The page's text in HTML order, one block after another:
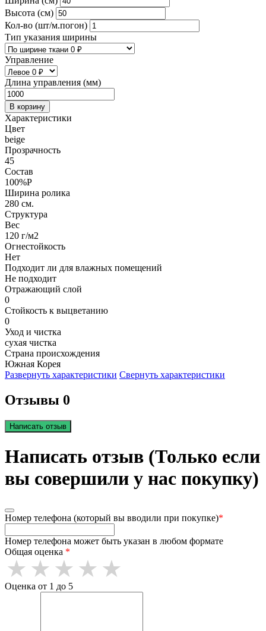
Высота (см)
Кол-во (шт/м.погон)
Тип указания ширины
Управление
Длина управления (мм)
В корзину
Характеристики
Цвет
beige
Прозрачность
45
Состав
100%P
Ширина ролика
280 см.
Структура
Вес
120 г/м2
Огнестойкость
Нет
Подходит ли для влажных помещений
Не подходит
Отражающий слой
0
Стойкость к выцветанию
0
Уход и чистка
сухая чистка
Страна происхождения
Южная Корея
Развернуть характеристики Свернуть характеристики
Отзывы 0
Написать отзыв
Написать отзыв (Только если
вы совершили у нас покупку)
Номер телефона (который вы вводили при покупке)*
Номер телефона может быть указан в любом формате
Общая оценка *
Оценка от 1 до 5